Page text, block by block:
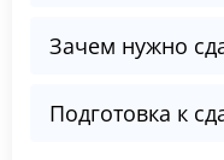
Зачем нужно
Подготовка к